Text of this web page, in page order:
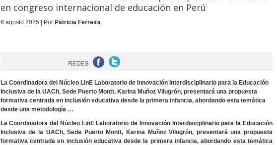
en congreso internacional de educación en Perú
6 agosto 2025 | Por Patricia Ferreira
La Coordinadora del Núcleo LinE Laboratorio de Innovación Interdisciplinario para la Educación
Inclusiva de la UACh, Sede Puerto Montt, Karina Muñoz Vilugrón, presentará una propuesta
formativa centrada en inclusión educativa desde la primera infancia, abordando esta temática
desde una metodología …
La Coordinadora del Núcleo LinE Laboratorio de Innovación Interdisciplinario para la Educación
Inclusiva de la UACh, Sede Puerto Montt, Karina Muñoz Vilugrón, presentará una propuesta
formativa centrada en inclusión educativa desde la primera infancia, abordando esta temática